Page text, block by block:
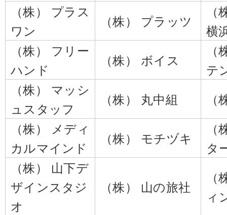
（株） プラス
ワン
（株） プラッツ
横
（株） フリー
ハンド
（株） ボイス
テ
（株） マッシ
ュスタッフ
（株） 丸中組
（株） メディ
カルマインド
（株） モチヅキ
タ
（株） 山下デ
ザインスタジ
オ
（株） 山の旅社
ィ